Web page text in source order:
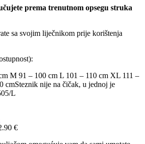
prema trenutnom opsegu struka
sa svojim liječnikom prije korištenja
M 91 – 100 cm L 101 – 110 cm XL 111 –
cmSteznik nije na čičak, u jednoj je
L
€